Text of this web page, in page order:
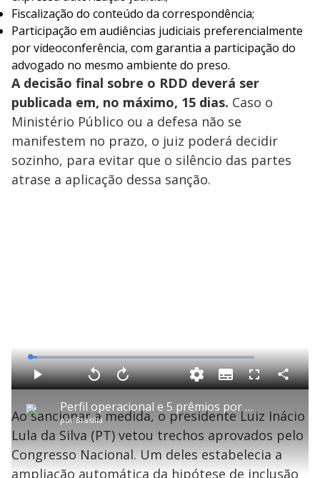
Fiscalização do conteúdo da correspondência;
Participação em audiências judiciais preferencialmente
por videoconferência, com garantia a participação do
advogado no mesmo ambiente do preso.
A decisão final sobre o RDD deverá ser
publicada em, no máximo, 15 dias. Caso o
Ministério Público ou a defesa não se
manifestem no prazo, o juiz poderá decidir
sozinho, para evitar que o silêncio das partes
atrase a aplicação dessa sanção.
P
l
Perfil operacional e 5 prêmios por bravura: quem era PV, policial morto em tentativa de assalto
por Brasília
P V
t
a
r
1
0
s
e
g
n
A
n
ç
a
1
0
s
e
u
L
o
a
d
e
:
3
.
0
%
S
u
b
i
t
l
s
F
s
c
r
e
e
n
C
o
a
r
i
l
Ao sancionar a medida, o presidente Luiz Inácio
Lula da Silva (PT) vetou trechos aprovados pelo
Congresso Nacional. Um deles estabelecia a
ampliação automática da hipótese de inclusão